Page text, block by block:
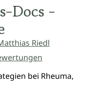
Docs -
Riedl
bei Rheuma,